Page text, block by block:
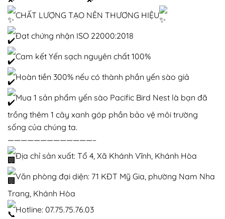
CHẤT LƯỢNG TẠO NÊN THƯƠNG HIỆU
Đạt chứng nhận ISO 22000:2018
Cam kết Yến sạch nguyên chất 100%
Hoàn tiền 300% nếu có thành phần yến sào giả
Mua 1 sản phẩm yến sào Pacific Bird Nest là bạn đã
trồng thêm 1 cây xanh góp phần bảo vệ môi trường
sống của chúng ta.
—————————————–
Địa chỉ sản xuất: Tổ 4, Xã Khánh Vĩnh, Khánh Hòa
Văn phòng đại diện: 71 KĐT Mỹ Gia, phường Nam Nha
Trang, Khánh Hòa
Hotline: 07.75.75.76.03